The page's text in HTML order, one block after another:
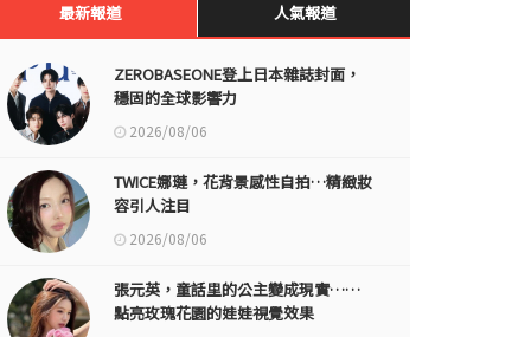
最新報道 人氣報道
ZEROBASEONE登上日本雜誌封面，
穩固的全球影響力
2026/08/06
TWICE娜璉，花背景感性自拍…精緻妝
容引人注目
2026/08/06
張元英，童話里的公主變成現實……
點亮玫瑰花園的娃娃視覺效果